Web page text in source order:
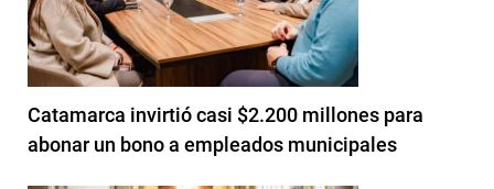
Catamarca invirtió casi $2.200 millones para
abonar un bono a empleados municipales